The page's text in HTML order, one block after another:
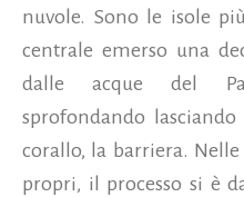
nuvole. Sono le isole
centrale emerso una
dalle acque del
sprofondando
corallo, la barriera.
propri, il processo si è